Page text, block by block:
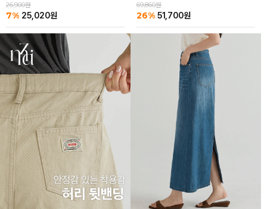
26,900원
7% 25,020원
69,860원
26% 51,700원